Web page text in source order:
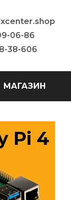
06-86
38-606
МАГАЗИН